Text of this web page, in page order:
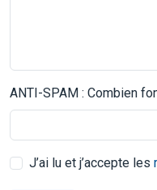
ANTI-SPAM : Combien
J’ai lu et j’accepte les